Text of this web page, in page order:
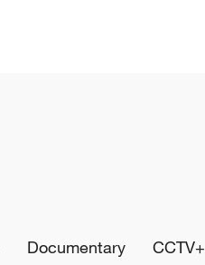
Documentary CCTV+